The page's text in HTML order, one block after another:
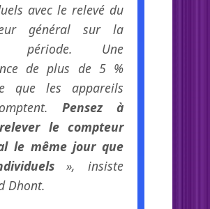
avec le relevé du
général sur la
période. Une
de plus de 5 %
que les appareils
Pensez à
le compteur
le même jour que
», insiste
Dhont.